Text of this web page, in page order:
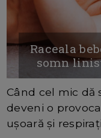
Raceala
somn
Când cel mic dă
deveni o
ușoară și